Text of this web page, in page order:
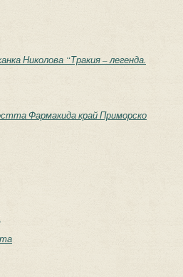
Николова “Тракия – легенда.
Фармакида край Приморско